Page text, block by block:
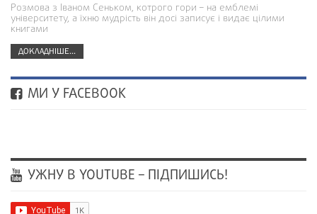
Розмова з Іваном Сеньком, котрого гори – на емблемі
університету, а їхню мудрість він досі записує і видає цілими
книгами
ДОКЛАДНІШЕ...
МИ У FACEBOOK
УЖНУ В YOUTUBE – ПІДПИШИСЬ!